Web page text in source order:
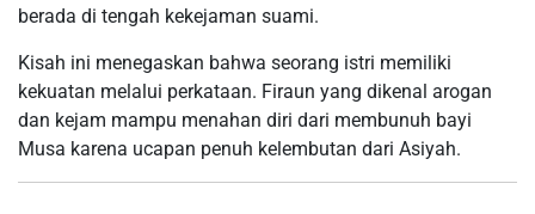
berada di tengah kekejaman suami.
Kisah ini menegaskan bahwa seorang istri memiliki
kekuatan melalui perkataan. Firaun yang dikenal arogan
dan kejam mampu menahan diri dari membunuh bayi
Musa karena ucapan penuh kelembutan dari Asiyah.